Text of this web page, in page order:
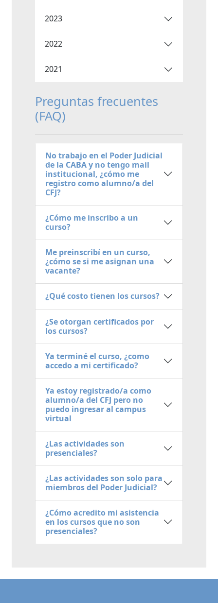
2023
2022
2021
Preguntas frecuentes
(FAQ)
No trabajo en el Poder Judicial
de la CABA y no tengo mail
institucional, ¿cómo me
registro como alumno/a del
CFJ?
¿Cómo me inscribo a un
curso?
Me preinscribí en un curso,
¿cómo se si me asignan una
vacante?
¿Qué costo tienen los cursos?
¿Se otorgan certificados por
los cursos?
Ya terminé el curso, ¿como
accedo a mi certificado?
Ya estoy registrado/a como
alumno/a del CFJ pero no
puedo ingresar al campus
virtual
¿Las actividades son
presenciales?
¿Las actividades son solo para
miembros del Poder Judicial?
¿Cómo acredito mi asistencia
en los cursos que no son
presenciales?